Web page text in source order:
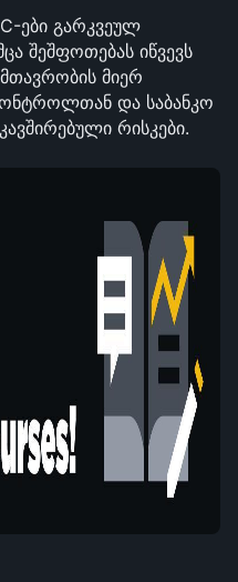
ები გარკვეულ
შეშფოთებას იწვევს
მიერ
და საბანკო
რისკები.